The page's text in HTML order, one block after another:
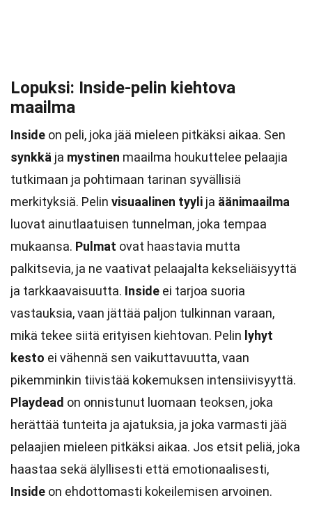
Lopuksi: Inside-pelin kiehtova
maailma
Inside on peli, joka jää mieleen pitkäksi aikaa. Sen
synkkä ja mystinen maailma houkuttelee pelaajia
tutkimaan ja pohtimaan tarinan syvällisiä
merkityksiä. Pelin visuaalinen tyyli ja äänimaailma
luovat ainutlaatuisen tunnelman, joka tempaa
mukaansa. Pulmat ovat haastavia mutta
palkitsevia, ja ne vaativat pelaajalta kekseliäisyyttä
ja tarkkaavaisuutta. Inside ei tarjoa suoria
vastauksia, vaan jättää paljon tulkinnan varaan,
mikä tekee siitä erityisen kiehtovan. Pelin lyhyt
kesto ei vähennä sen vaikuttavuutta, vaan
pikemminkin tiivistää kokemuksen intensiivisyyttä.
Playdead on onnistunut luomaan teoksen, joka
herättää tunteita ja ajatuksia, ja joka varmasti jää
pelaajien mieleen pitkäksi aikaa. Jos etsit peliä, joka
haastaa sekä älyllisesti että emotionaalisesti,
Inside on ehdottomasti kokeilemisen arvoinen.